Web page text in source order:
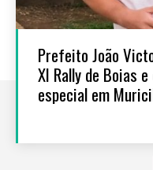
Prefeito João
XI Rally de Boias
especial em